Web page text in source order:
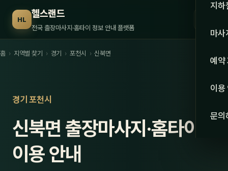
HL 헬스랜드
전국 출장마사지·홈타이 정보 안내 플랫폼 서울
강원·
강원
지하
마사
관리
스
예약
이용
문의
홈 › 지역별 찾기 › 경기 › 포천시 › 신북면
경기 포천시
신북면 출장마사지·홈타이
이용 안내